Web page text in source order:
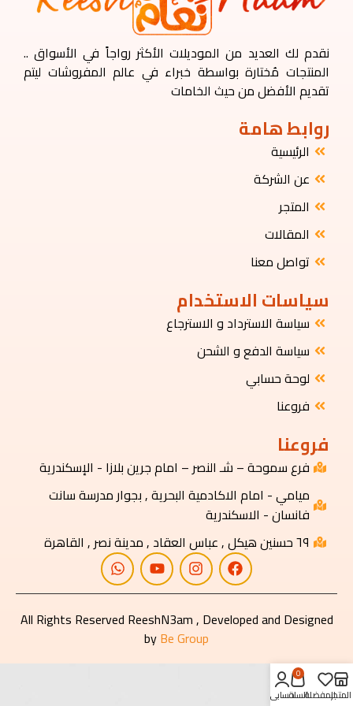
نقدم لك العديد من الموديلات الأكثر رواجاً في الأسواق ..
المنتجات مُختارة بواسطة خبراء في عالم المفروشات ليتم
تقديم الأفضل من حيث الخامات
روابط هامة
الرئيسية
عن الشركة
المتجر
المقالات
تواصل معنا
سياسات الاستخدام
سياسة الاسترداد و الاسترجاع
سياسة الدفع و الشحن
لوحة حسابي
فروعنا
فروعنا
فرع سموحة – شـ النصر – امام جرين بلازا - الإسكندرية
ميامي - امام الاكادمية البحرية , بجوار مدرسة سانت
فانسان - الاسكندرية
٦٩ حسنين هيكل , عباس العقاد , مدينة نصر , القاهرة
All Rights Reserved ReeshN3am , Developed and Designed
byBe Group
المتجرالمفضلة
0
السلةحسابي